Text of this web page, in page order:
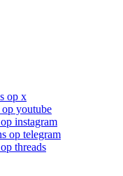
op x
youtube
instagram
op telegram
threads